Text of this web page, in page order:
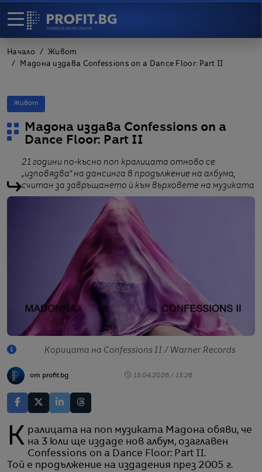
Начало
Живот
Мадона издава Confessions on a Dance Floor: Part II
Живот
Мадона издава Confessions on a
Dance Floor: Part II
21 години по-късно поп кралицата отново се
„изповядва“ на дансинга в продължение на албума,
считан за завръщането ѝ към върховете на музиката
Корицата на Confessions II / Warner Records
от profit.bg 15.04.2026 / 15:26
Кралицата на поп музиката Мадона обяви, че на 3 юли ще издаде нов албум, озаглавен
Confessions on a Dance Floor: Part II.
Той е продължение на издадения през 2005 г.